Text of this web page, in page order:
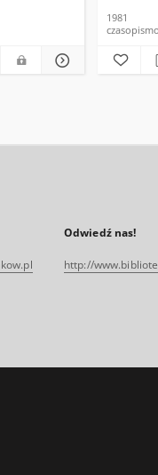
1981
czasopismo
Odwiedź nas!
http://